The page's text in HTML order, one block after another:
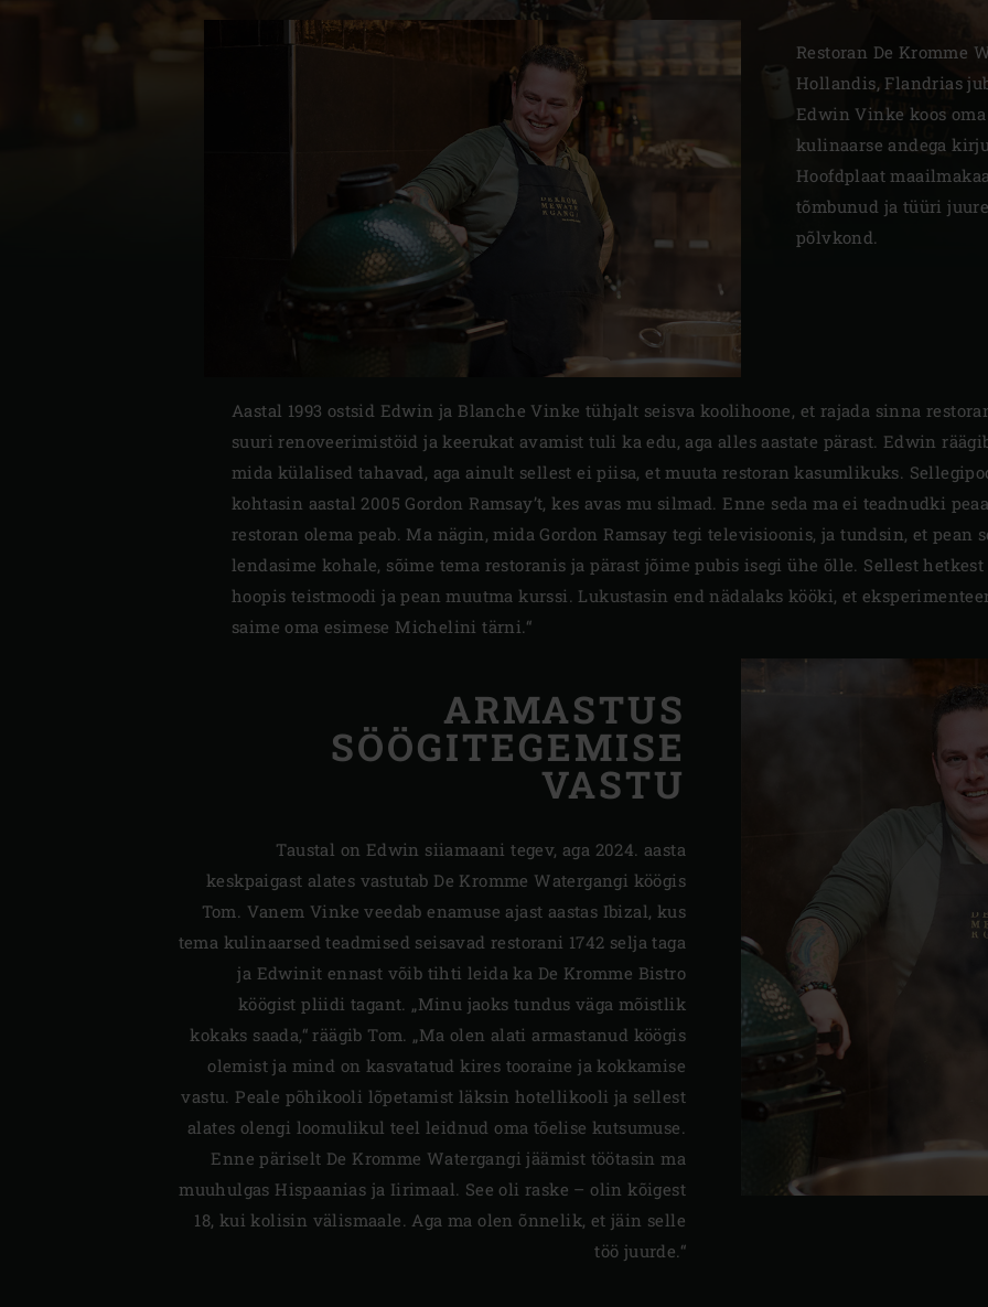
Denmark | Danmark
France | France
Germany | Deutschland
Greece | Ελλάδα
Hungary | Magyarország
Spain | España
Switzerland
Switzerland | Schweiz
Restoran De Kromme
Hollandis, Flandrias
Edwin Vinke koos oma
kulinaarse andega
Hoofdplaat
tõmbunud ja tüüri
põlvkond.
Aastal 1993 ostsid Edwin ja Blanche Vinke tühjalt seisva koolihoone, et rajada sinna
suuri renoveerimistöid ja keerukat avamist tuli ka edu, aga alles aastate pärast. Edwin
mida külalised tahavad, aga ainult sellest ei piisa, et muuta restoran kasumlikuks.
kohtasin aastal 2005 Gordon Ramsay’t, kes avas mu silmad. Enne seda ma ei teadnudki
restoran olema peab. Ma nägin, mida Gordon Ramsay tegi televisioonis, ja tundsin, et pean
lendasime kohale, sõime tema restoranis ja pärast jõime pubis isegi ühe õlle. Sellest
hoopis teistmoodi ja pean muutma kurssi. Lukustasin end nädalaks kööki, et
saime oma esimese Michelini tärni.“
ARMASTUS
SÖÖGITEGEMISE
VASTU
Taustal on Edwin siiamaani tegev, aga 2024. aasta
keskpaigast alates vastutab De Kromme Watergangi köögis
Tom. Vanem Vinke veedab enamuse ajast aastas Ibizal, kus
tema kulinaarsed teadmised seisavad restorani 1742 selja taga
ja Edwinit ennast võib tihti leida ka De Kromme Bistro
köögist pliidi tagant. „Minu jaoks tundus väga mõistlik
kokaks saada,“ räägib Tom. „Ma olen alati armastanud köögis
olemist ja mind on kasvatatud kires tooraine ja kokkamise
vastu. Peale põhikooli lõpetamist läksin hotellikooli ja sellest
alates olengi loomulikul teel leidnud oma tõelise kutsumuse.
Enne päriselt De Kromme Watergangi jäämist töötasin ma
muuhulgas Hispaanias ja Iirimaal. See oli raske – olin kõigest
18, kui kolisin välismaale. Aga ma olen õnnelik, et jäin selle
töö juurde.“